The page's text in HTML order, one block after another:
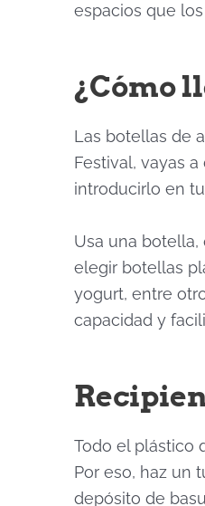
espacios que
¿Cómo
Las botellas de
Festival, vayas
introducirlo en
Usa una
elegir botellas
yogurt, entre
capacidad y
Todo el plástico
Por eso, haz un
depósito de